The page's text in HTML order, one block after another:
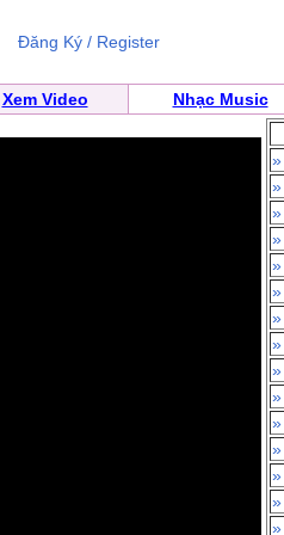
Đăng Ký / Register
Xem Video Nhạc Music
»
»
»
»
»
»
»
»
»
»
»
»
»
»
»